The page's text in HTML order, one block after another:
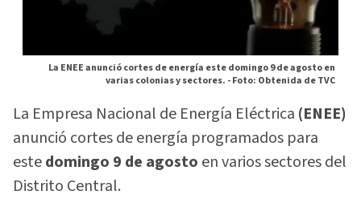
La ENEE anunció cortes de energía este domingo 9 de agosto en
varias colonias y sectores. -Foto: Obtenida de TVC
La Empresa Nacional de Energía Eléctrica (ENEE)
anunció cortes de energía programados para
estedomingo 9 de agosto en varios sectores del
Distrito Central.